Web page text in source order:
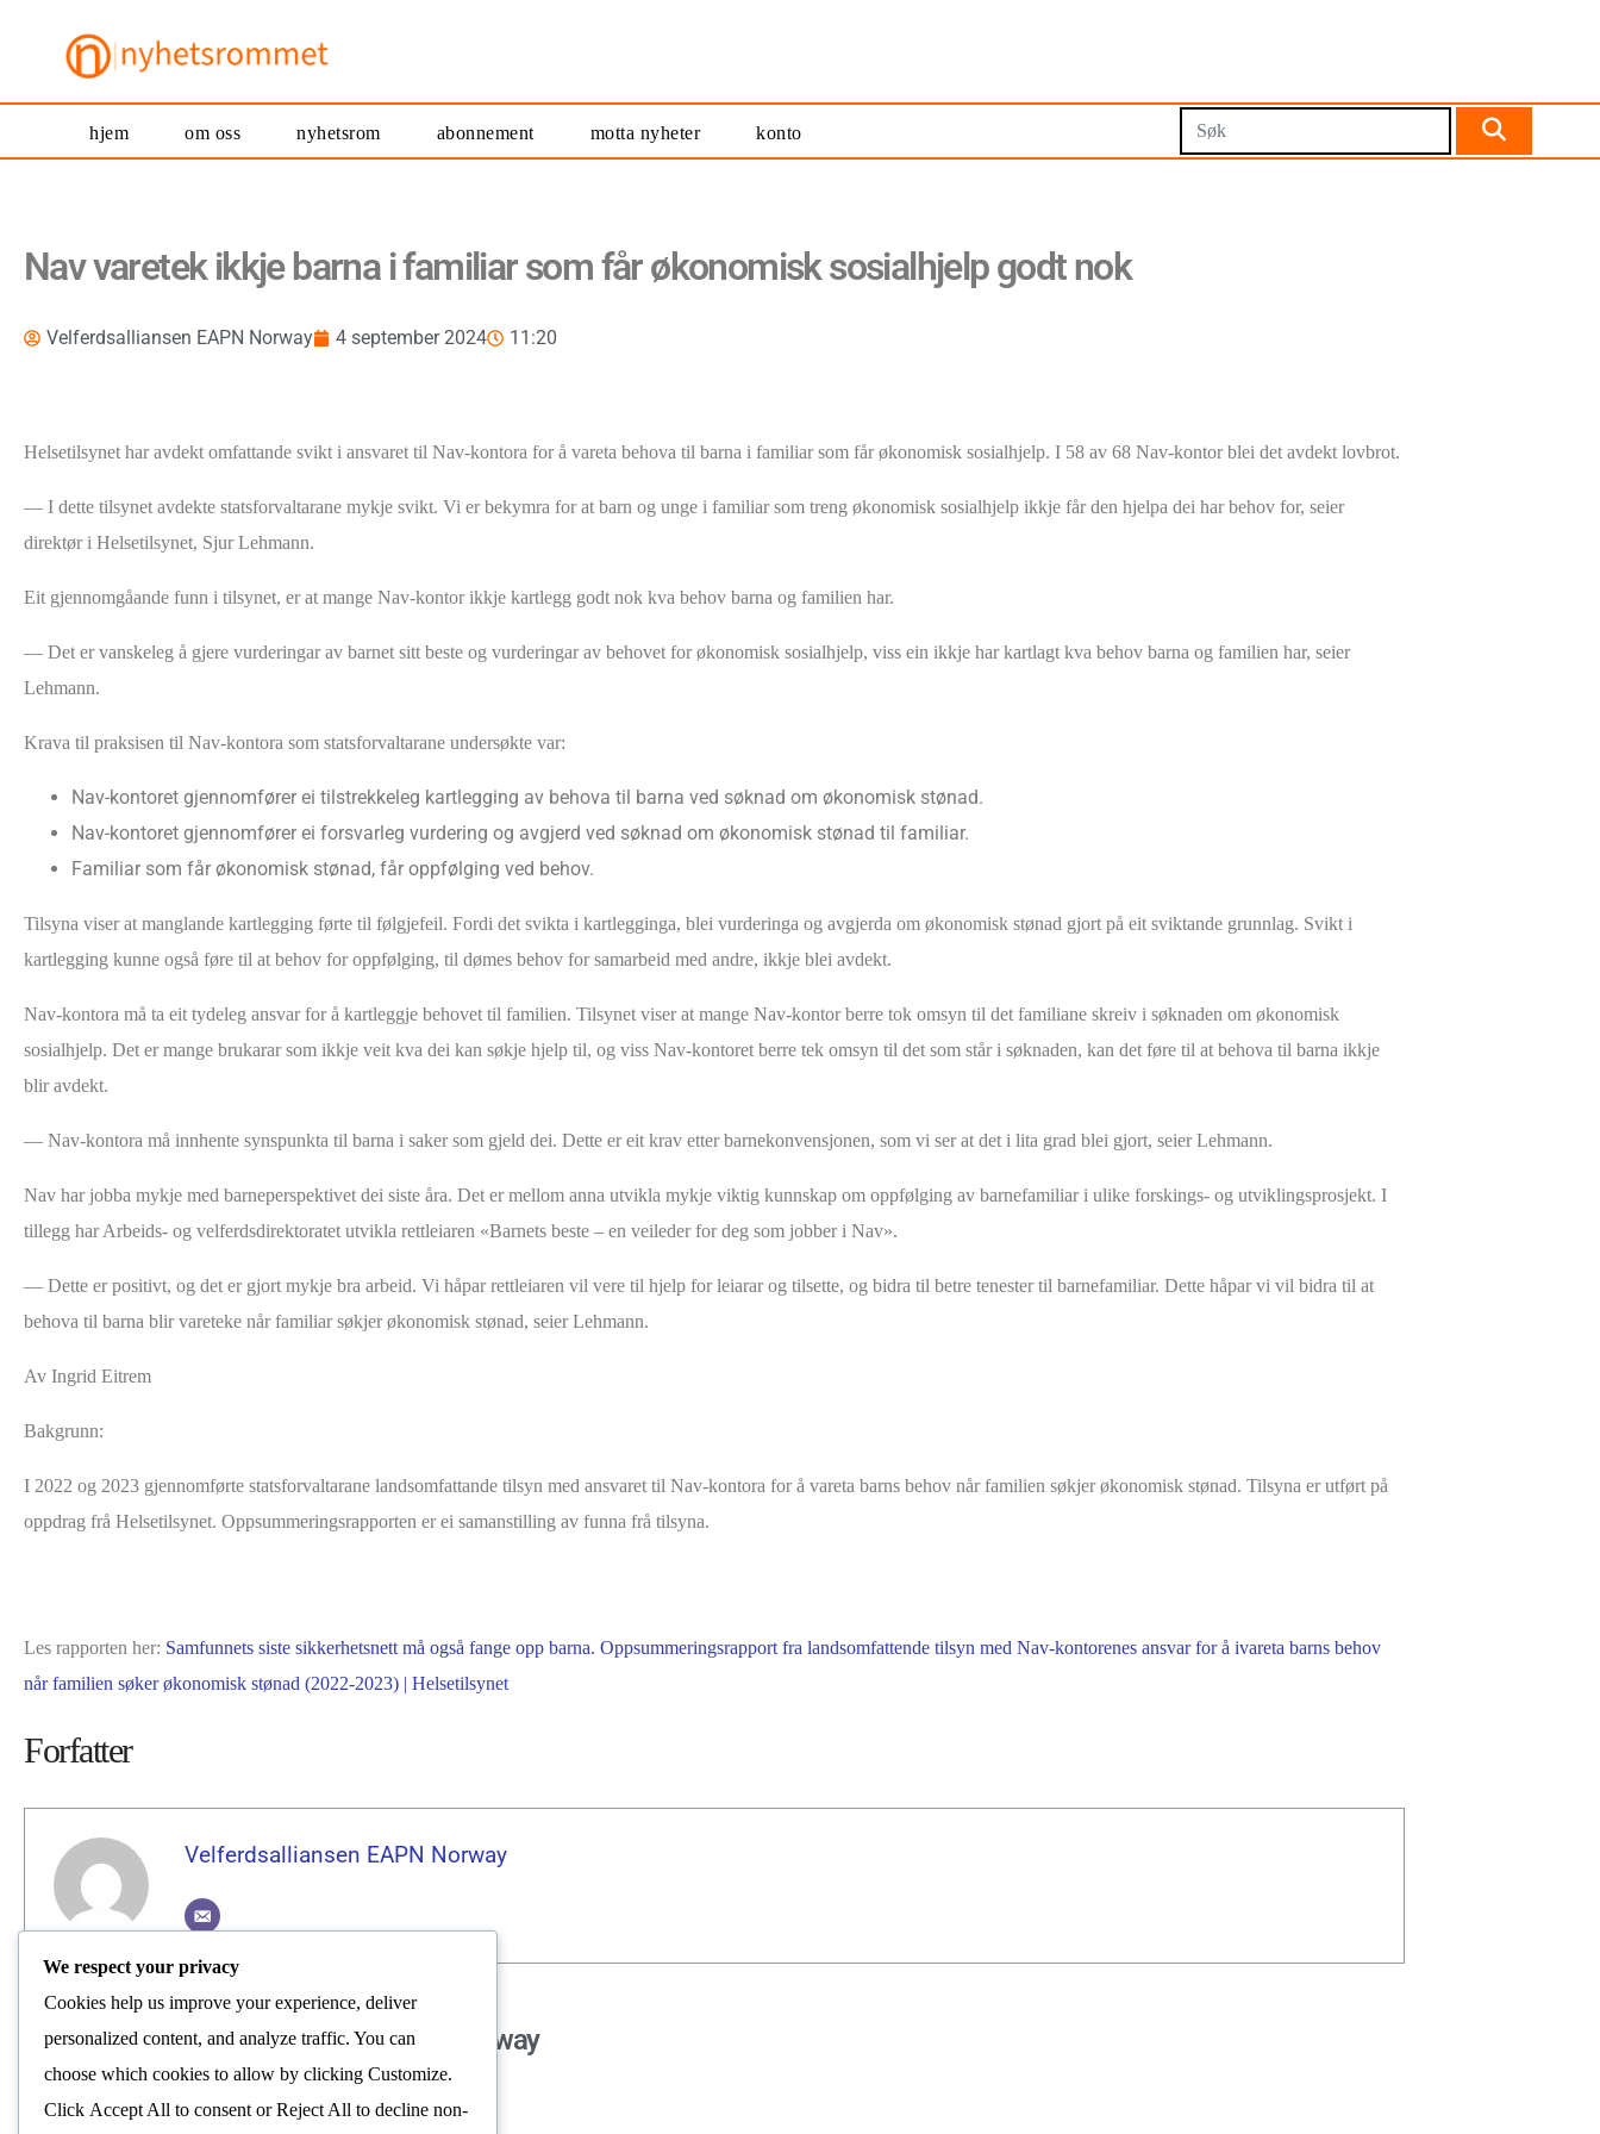
hjem om oss nyhetsrom abonnement motta nyheter konto
Nav varetek ikkje barna i familiar som får økonomisk sosialhjelp godt nok
Velferdsalliansen EAPN Norway 4 september 2024 11:20
Helsetilsynet har avdekt omfattande svikt i ansvaret til Nav-kontora for å vareta behova til barna i familiar som får økonomisk sosialhjelp. I 58 av 68 Nav-kontor blei det avdekt lovbrot.
— I dette tilsynet avdekte statsforvaltarane mykje svikt. Vi er bekymra for at barn og unge i familiar som treng økonomisk sosialhjelp ikkje får den hjelpa dei har behov for, seier
direktør i Helsetilsynet, Sjur Lehmann.
Eit gjennomgåande funn i tilsynet, er at mange Nav-kontor ikkje kartlegg godt nok kva behov barna og familien har.
— Det er vanskeleg å gjere vurderingar av barnet sitt beste og vurderingar av behovet for økonomisk sosialhjelp, viss ein ikkje har kartlagt kva behov barna og familien har, seier
Lehmann.
Krava til praksisen til Nav-kontora som statsforvaltarane undersøkte var:
Nav-kontoret gjennomfører ei tilstrekkeleg kartlegging av behova til barna ved søknad om økonomisk stønad.
Nav-kontoret gjennomfører ei forsvarleg vurdering og avgjerd ved søknad om økonomisk stønad til familiar.
Familiar som får økonomisk stønad, får oppfølging ved behov.
Tilsyna viser at manglande kartlegging førte til følgjefeil. Fordi det svikta i kartlegginga, blei vurderinga og avgjerda om økonomisk stønad gjort på eit sviktande grunnlag. Svikt i
kartlegging kunne også føre til at behov for oppfølging, til dømes behov for samarbeid med andre, ikkje blei avdekt.
Nav-kontora må ta eit tydeleg ansvar for å kartleggje behovet til familien. Tilsynet viser at mange Nav-kontor berre tok omsyn til det familiane skreiv i søknaden om økonomisk
sosialhjelp. Det er mange brukarar som ikkje veit kva dei kan søkje hjelp til, og viss Nav-kontoret berre tek omsyn til det som står i søknaden, kan det føre til at behova til barna ikkje
blir avdekt.
— Nav-kontora må innhente synspunkta til barna i saker som gjeld dei. Dette er eit krav etter barnekonvensjonen, som vi ser at det i lita grad blei gjort, seier Lehmann.
Nav har jobba mykje med barneperspektivet dei siste åra. Det er mellom anna utvikla mykje viktig kunnskap om oppfølging av barnefamiliar i ulike forskings- og utviklingsprosjekt. I
tillegg har Arbeids- og velferdsdirektoratet utvikla rettleiaren «Barnets beste – en veileder for deg som jobber i Nav».
— Dette er positivt, og det er gjort mykje bra arbeid. Vi håpar rettleiaren vil vere til hjelp for leiarar og tilsette, og bidra til betre tenester til barnefamiliar. Dette håpar vi vil bidra til at
behova til barna blir vareteke når familiar søkjer økonomisk stønad, seier Lehmann.
Av Ingrid Eitrem
Bakgrunn:
I 2022 og 2023 gjennomførte statsforvaltarane landsomfattande tilsyn med ansvaret til Nav-kontora for å vareta barns behov når familien søkjer økonomisk stønad. Tilsyna er utført på
oppdrag frå Helsetilsynet. Oppsummeringsrapporten er ei samanstilling av funna frå tilsyna.
Les rapporten her: Samfunnets siste sikkerhetsnett må også fange opp barna. Oppsummeringsrapport fra landsomfattende tilsyn med Nav-kontorenes ansvar for å ivareta barns behov
når familien søker økonomisk stønad (2022-2023) | Helsetilsynet
Forfatter
Velferdsalliansen EAPN Norway
Velferdsalliansen EAPN Norway
Nyhetsrom
We respect your privacy
Cookies help us improve your experience, deliver
personalized content, and analyze traffic. You can
choose which cookies to allow by clicking Customize.
Click Accept All to consent orReject All to decline non-